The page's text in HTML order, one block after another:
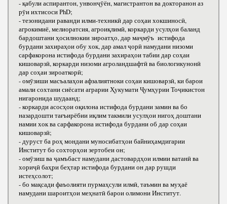
- қабули аспирантон, унвонҷӯён, магистрантон ва докторанон аз
рӯи ихтисоси РhD;
- тезонидани раванди илми-техникӣ дар соҳаи хокшиносӣ,
агрокимиё, мелиоратсия, агроиқлимӣ, коркарди усулҳои баланд
бардоштани ҳосилнокии зироатҳо, дар маҷмӯъ истифода
бурдани захираҳои обу хок, дар амал ҷорӣ намудани низоми
сарфакорона истифода бурдани захираҳои табии дар соҳаи
кишоварзӣ, коркарди низоми агроландшафтӣ ва биологикунонӣ
дар соҳаи зироаткорӣ;
- омӯзиши масъалаҳои афзалиятноки соҳаи кишоварзӣ, ки барои
амали сохтани сиёсати аграрии Ҳукумати Ҷумҳурии Тоҷикистон
нигаронида шудаанд;
- коркарди асосҳои оқилона истифода бурдани замин ва бо
назардошти тағъирёбии иқлим такмили усулҳои нигоҳ доштани
намии хок ва сарфакорона истифода бурдани об дар соҳаи
кишоварзӣ;
- дуруст ба роҳ мондани муносибатҳои байниҳамдигарии
Институт бо сохторҳои зертобеи он;
- омӯзиш ва ҷамъбаст намудани дастовардҳои илмии ватанӣ ва
хориҷӣ баҳри беҳтар истифода бурдани он дар рушди
истеҳсолот;
- бо мақсади фаъолияти пурмаҳсули илмӣ, таъмин ва муҳаё
намудани шароитҳои меҳнатӣ барои олимони Институт.